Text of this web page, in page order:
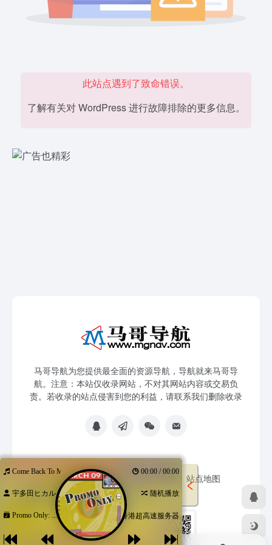
此站点遇到了致命错误。
了解有关对 WordPress 进行故障排除的更多信息。
马哥导航为您提供最全面的资源导航，导航就来马哥导
航。注意：本站仅收录网站，不对其网站内容或交易负
责。若收录的站点侵害到您的利益，请联系我们删除收录
免责声明 友链申请 站点地图
Come Back To Me 00:00 / 00:00
宇多田ヒカル 随机播放
Promo Only: ... 香港超高速服务器